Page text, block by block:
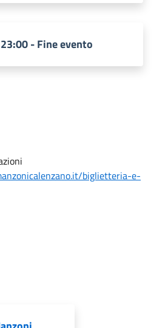
23:00 - Fine evento
biglietteria-e-